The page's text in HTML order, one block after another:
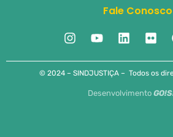
Fale Conosco
© 2024 – SINDJUSTIÇA – Todos os
Desenvolvimento